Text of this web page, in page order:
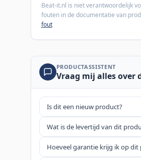
Beat-it.nl is niet verantwoordelijk
fouten in de documentatie van
fout
PRODUCTASSISTENT
Vraag mij alles over
Is dit een nieuw product?
Wat is de levertijd van dit
Hoeveel garantie krijg ik op dit